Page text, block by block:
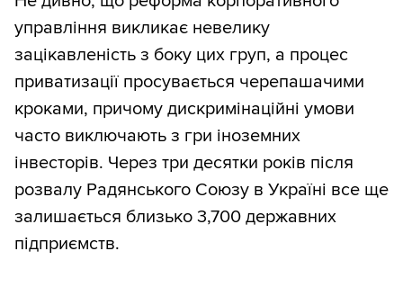
управління викликає невелику
зацікавленість з боку цих груп, а процес
приватизації просувається черепашачими
кроками, причому дискримінаційні умови
часто виключають з гри іноземних
інвесторів. Через три десятки років після
розвалу Радянського Союзу в Україні все ще
залишається близько 3,700 державних
підприємств.